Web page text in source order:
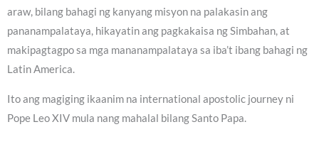
araw, bilang bahagi ng kanyang misyon na palakasin ang
pananampalataya, hikayatin ang pagkakaisa ng Simbahan, at
makipagtagpo sa mga mananampalataya sa iba’t ibang bahagi ng
Latin America.
Ito ang magiging ikaanim na international apostolic journey ni
Pope Leo XIV mula nang mahalal bilang Santo Papa.